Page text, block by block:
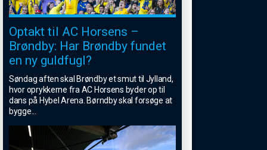
Optakt til AC Horsens –
Brøndby: Har Brøndby fundet
en ny guldfugl?
Søndag aften skal Brøndby et smut til Jylland,
hvor oprykkerne fra AC Horsens byder op til
dans på Hybel Arena. Børndby skal forsøge at
bygge...